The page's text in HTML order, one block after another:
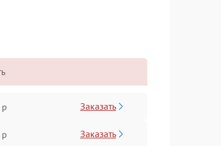
Заказать
Заказать